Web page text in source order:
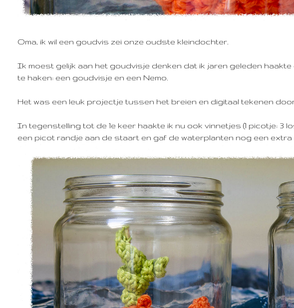
Oma, ik wil een goudvis zei onze oudste kleindochter.
Ik moest gelijk aan het goudvisje denken dat ik jaren geleden
te haken: een goudvisje en een Nemo.
Het was een leuk projectje tussen het breien en digitaal tekenen
In tegenstelling tot de 1e keer haakte ik nu ook vinnetjes (1 picotje: 3
een picot randje aan de staart en gaf de waterplanten nog een extra